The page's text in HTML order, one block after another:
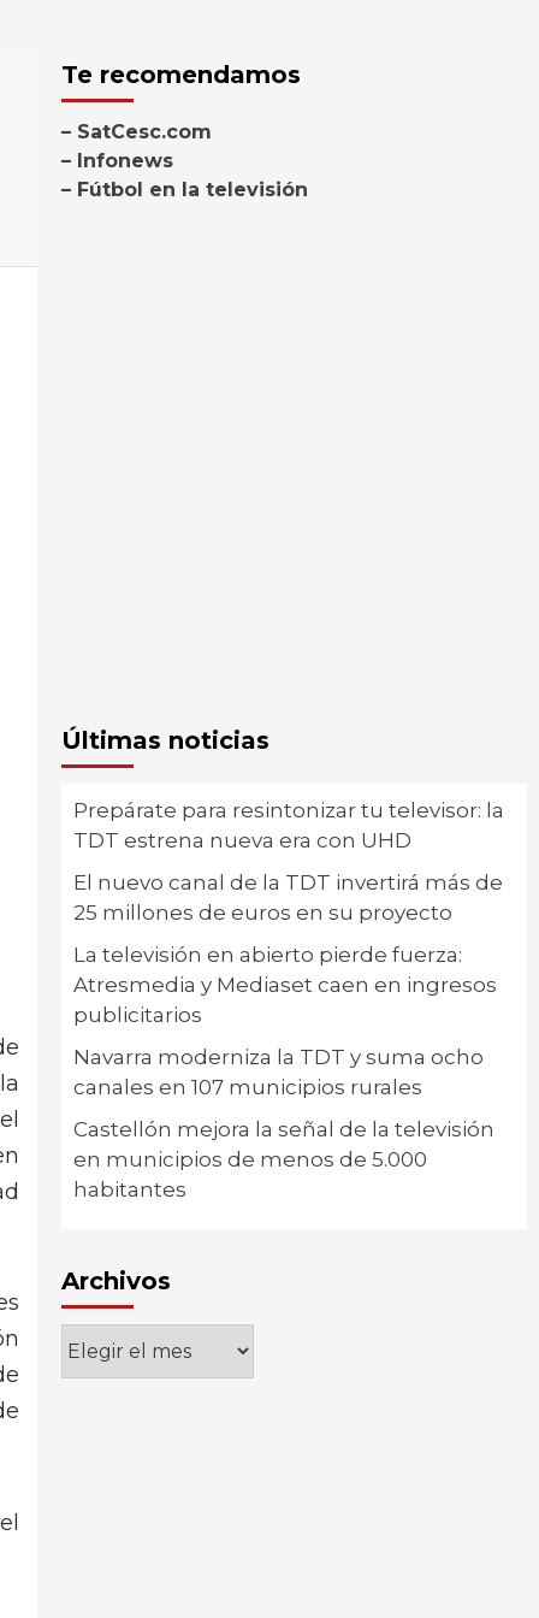
Te recomendamos
– SatCesc.com
– Infonews
– Fútbol en la televisión
Últimas noticias
Prepárate para resintonizar tu televisor: la
TDT estrena nueva era con UHD
El nuevo canal de la TDT invertirá más de
25 millones de euros en su proyecto
La televisión en abierto pierde fuerza:
Atresmedia y Mediaset caen en ingresos
publicitarios
Navarra moderniza la TDT y suma ocho
canales en 107 municipios rurales
Castellón mejora la señal de la televisión
en municipios de menos de 5.000
habitantes
Archivos
Archivos